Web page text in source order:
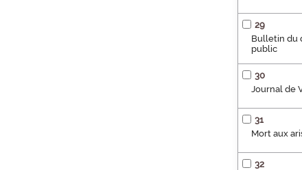
29
Bulletin du
public
30
Journal de
31
Mort aux
32